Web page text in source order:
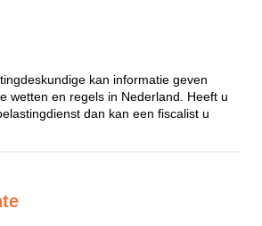
kan informatie geven
wetten en regels in Nederland. Heeft u
dan kan een fiscalist u